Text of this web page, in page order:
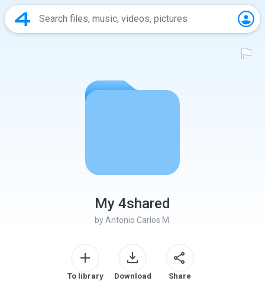
My 4shared
by Antonio Carlos M.
To library Download Share